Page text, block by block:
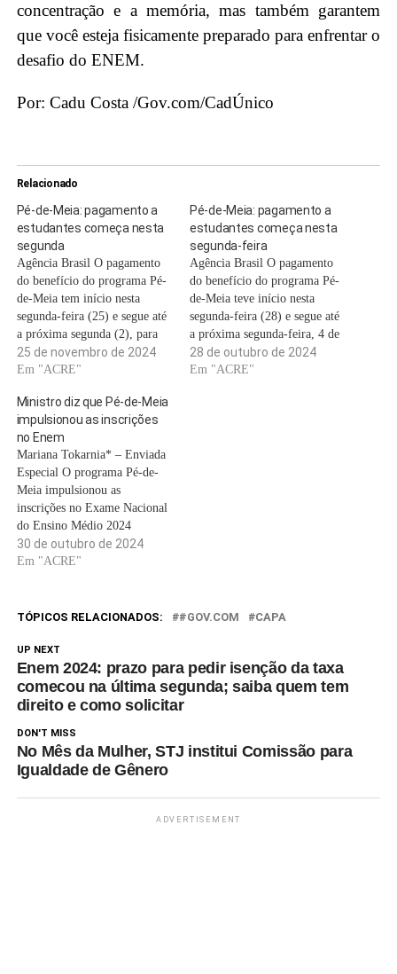
concentração e a memória, mas também garantem
que você esteja fisicamente preparado para enfrentar o
desafio do ENEM.
Por: Cadu Costa /Gov.com/CadÚnico
Relacionado
Pé-de-Meia: pagamento a
estudantes começa nesta
segunda
Agência Brasil O pagamento
do benefício do programa Pé-
de-Meia tem início nesta
segunda-feira (25) e segue até
a próxima segunda (2), para
alunos de ensino médio da
rede pública. A parcela será
ensino médio da Educação de
Jovens e Adultos (EJA) e a 3,7
milhões de alunos do…
25 de novembro de 2024
Em "ACRE"
Pé-de-Meia: pagamento a
estudantes começa nesta
segunda-feira
Agência Brasil O pagamento
do benefício do programa Pé-
de-Meia teve início nesta
segunda-feira (28) e segue até
a próxima segunda-feira, 4 de
novembro, para estudantes do
ensino médio da rede pública.
28 de outubro de 2024
Em "ACRE"
Ministro diz que Pé-de-Meia
impulsionou as inscrições
no Enem
Mariana Tokarnia* – Enviada
Especial O programa Pé-de-
Meia impulsionou as
inscrições no Exame Nacional
do Ensino Médio 2024
(Enem), segundo o ministro
da Educação, Camilo Santana.
confirmados em 2023. O
domingo (3) e no próximo…
30 de outubro de 2024
Em "ACRE"
TÓPICOS RELACIONADOS: #GOV.COM CAPA
UP NEXT
Enem 2024: prazo para pedir isenção da taxa
comecou na última segunda; saiba quem tem
direito e como solicitar
DON'T MISS
No Mês da Mulher, STJ institui Comissão para
Igualdade de Gênero
ADVERTISEMENT